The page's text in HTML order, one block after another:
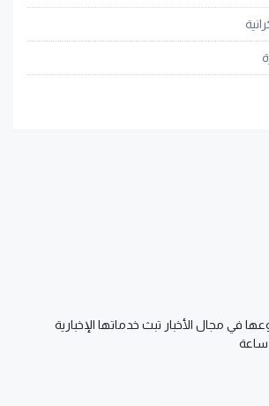
في مجال الأخبار تبث خدماتها الإخبارية